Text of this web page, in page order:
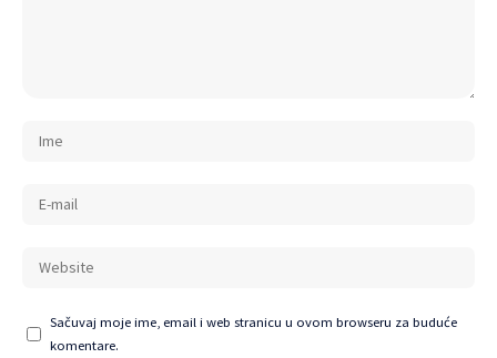
Sačuvaj moje ime, email i web stranicu u ovom browseru za buduće
komentare.